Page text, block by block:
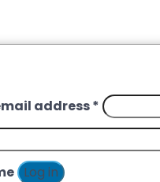
address*
Log in